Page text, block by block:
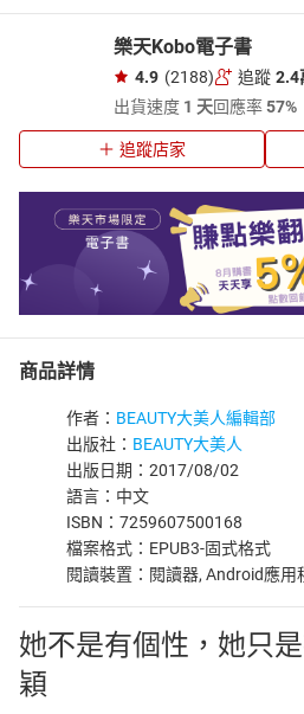
樂天Kobo電子書
4.9 (2188) 追蹤 2.4
出貨速度 1 天回應率57%
追蹤店家
商品詳情
作者： BEAUTY大美人編輯部
出版社： BEAUTY大美人
出版日期：2017/08/02
語言：中文
ISBN：7259607500168
檔案格式：EPUB3-固式格式
閱讀裝置：閱讀器, Android應用
她不是有個性，她只
穎